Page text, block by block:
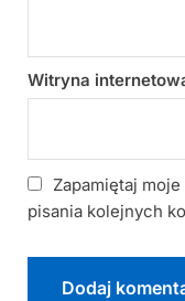
Witryna
Zapamiętaj
pisania kolejnych